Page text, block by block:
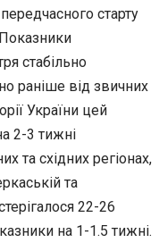
старту
Показники
стабільно
раніше від звичних
України цей
2-3 тижні
та східних регіонах,
та
22-26
на 1-1.5 тижні.